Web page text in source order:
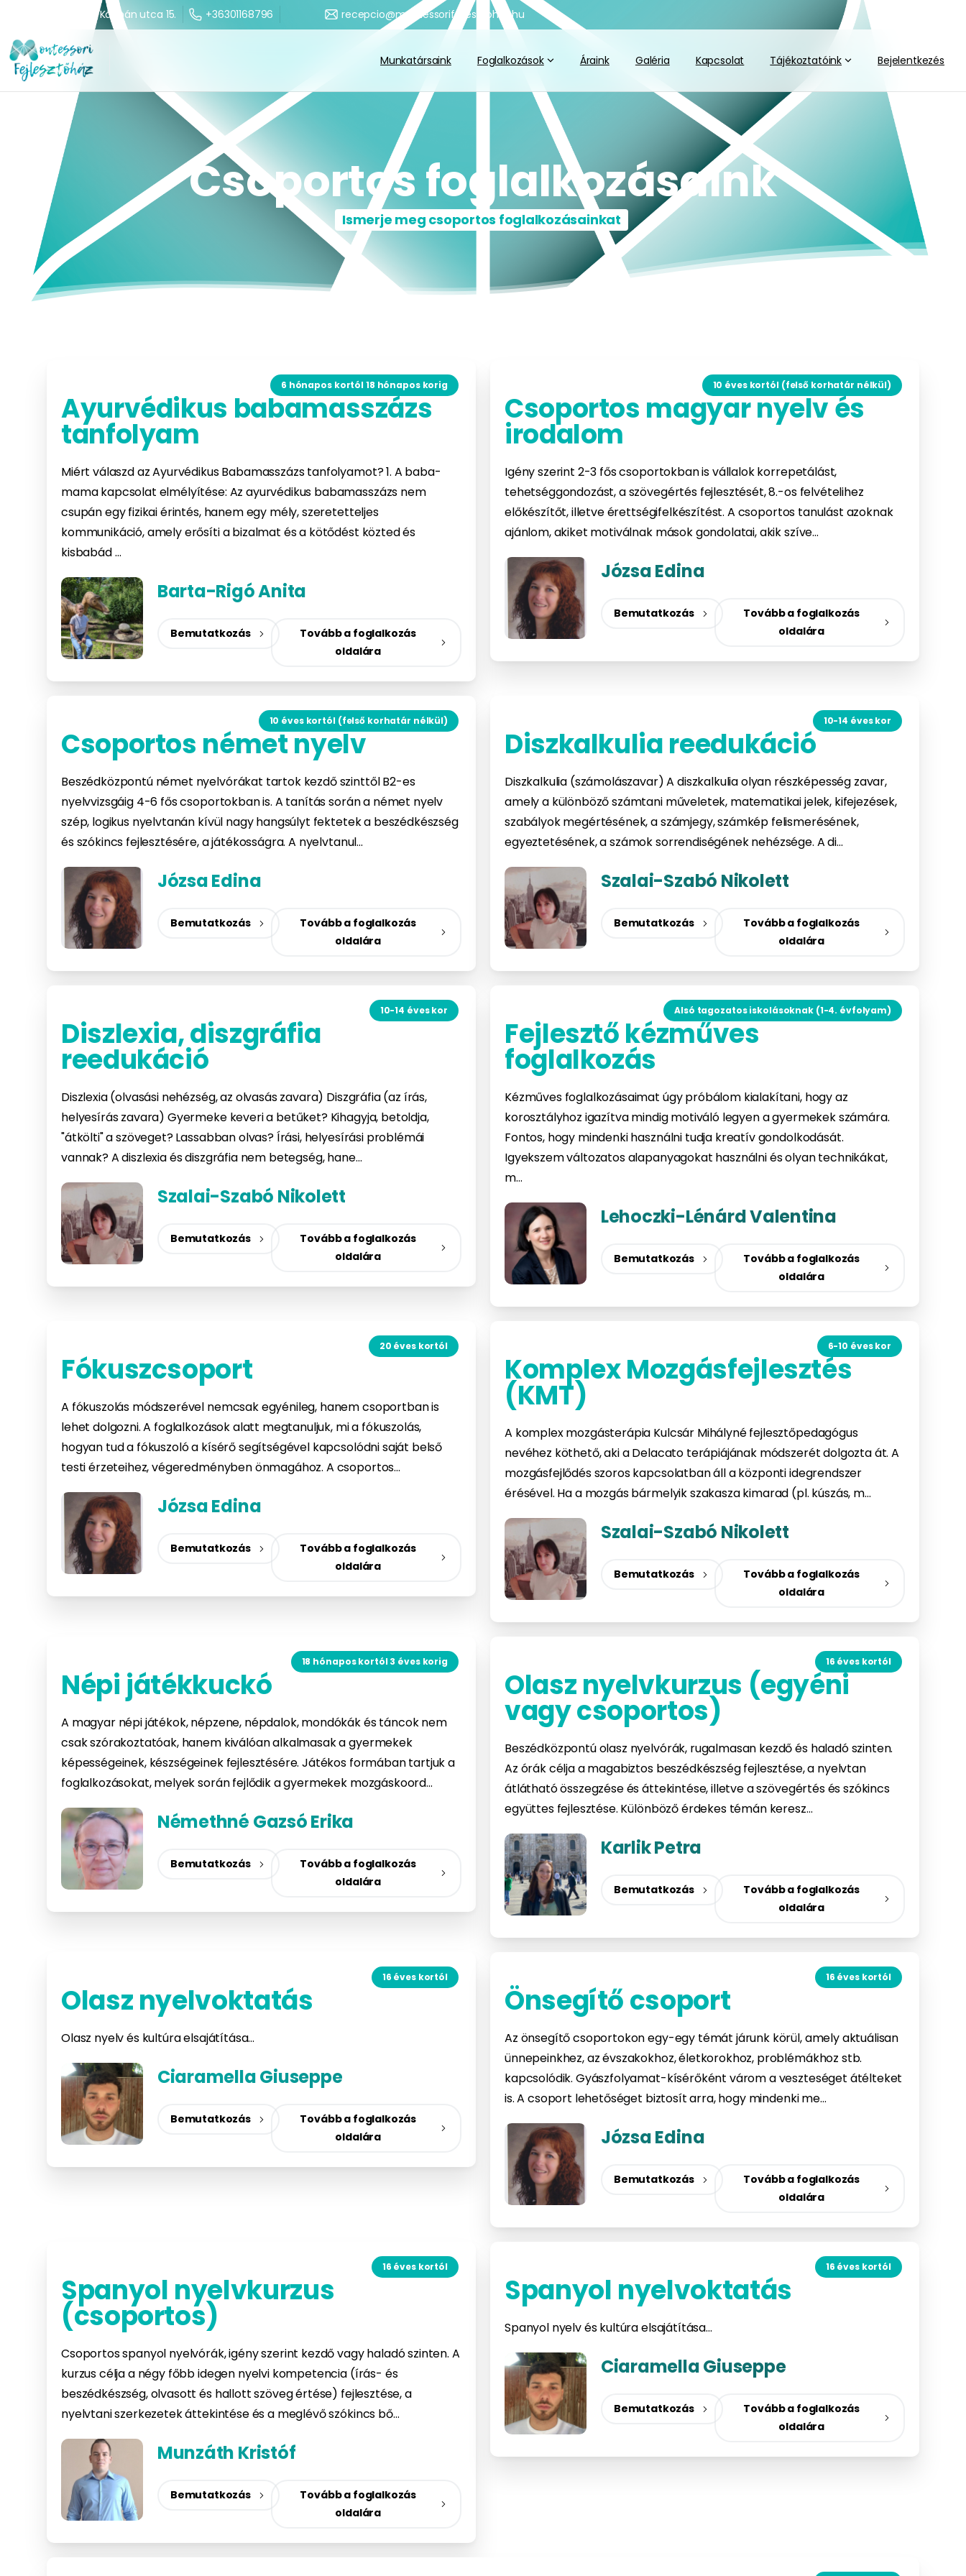
1203 Budapest, Kálmán utca 15. +36301168796 recepcio@montessorifejlesztohaz.hu
Munkatársaink Foglalkozások Áraink Galéria Kapcsolat Tájékoztatóink Bejelentkezés
Csoportosfoglalkozásaink
Ismerje meg csoportos foglalkozásainkat
6 hónapos kortól 18 hónapos korig
Ayurvédikus babamasszázs
tanfolyam
Miért válaszd az Ayurvédikus Babamasszázs tanfolyamot? 1. A baba-
mama kapcsolat elmélyítése: Az ayurvédikus babamasszázs nem
csupán egy fizikai érintés, hanem egy mély, szeretetteljes
kommunikáció, amely erősíti a bizalmat és a kötődést közted és
kisbabád …
Barta-Rigó Anita
Bemutatkozás
Tovább a foglalkozás
oldalára
10 éves kortól (felső korhatár nélkül)
Csoportos magyar nyelv és
irodalom
Igény szerint 2-3 fős csoportokban is vállalok korrepetálást,
tehetséggondozást, a szövegértés fejlesztését, 8.-os felvételihez
előkészítőt, illetve érettségifelkészítést. A csoportos tanulást azoknak
ajánlom, akiket motiválnak mások gondolatai, akik szíve…
Józsa Edina
Bemutatkozás
Tovább a foglalkozás
oldalára
10 éves kortól (felső korhatár nélkül)
Csoportos német nyelv
Beszédközpontú német nyelvórákat tartok kezdő szinttől B2-es
nyelvvizsgáig 4-6 fős csoportokban is. A tanítás során a német nyelv
szép, logikus nyelvtanán kívül nagy hangsúlyt fektetek a beszédkészség
és szókincs fejlesztésére, a játékosságra. A nyelvtanul…
Józsa Edina
Bemutatkozás
Tovább a foglalkozás
oldalára
10-14 éves kor
Diszkalkulia reedukáció
Diszkalkulia (számolászavar) A diszkalkulia olyan részképesség zavar,
amely a különböző számtani műveletek, matematikai jelek, kifejezések,
szabályok megértésének, a számjegy, számkép felismerésének,
egyeztetésének, a számok sorrendiségének nehézsége. A di…
Szalai-Szabó Nikolett
Bemutatkozás
Tovább a foglalkozás
oldalára
10-14 éves kor
Diszlexia, diszgráfia
reedukáció
Diszlexia (olvasási nehézség, az olvasás zavara) Diszgráfia (az írás,
helyesírás zavara) Gyermeke keveri a betűket? Kihagyja, betoldja,
"átkölti" a szöveget? Lassabban olvas? Írási, helyesírási problémái
vannak? A diszlexia és diszgráfia nem betegség, hane…
Szalai-Szabó Nikolett
Bemutatkozás
Tovább a foglalkozás
oldalára
Alsó tagozatos iskolásoknak (1-4. évfolyam)
Fejlesztő kézműves
foglalkozás
Kézműves foglalkozásaimat úgy próbálom kialakítani, hogy az
korosztályhoz igazítva mindig motiváló legyen a gyermekek számára.
Fontos, hogy mindenki használni tudja kreatív gondolkodását.
Igyekszem változatos alapanyagokat használni és olyan technikákat,
m…
Lehoczki-Lénárd Valentina
Bemutatkozás
Tovább a foglalkozás
oldalára
20 éves kortól
Fókuszcsoport
A fókuszolás módszerével nemcsak egyénileg, hanem csoportban is
lehet dolgozni. A foglalkozások alatt megtanuljuk, mi a fókuszolás,
hogyan tud a fókuszoló a kísérő segítségével kapcsolódni saját belső
testi érzeteihez, végeredményben önmagához. A csoportos…
Józsa Edina
Bemutatkozás
Tovább a foglalkozás
oldalára
6-10 éves kor
Komplex Mozgásfejlesztés
(KMT)
A komplex mozgásterápia Kulcsár Mihályné fejlesztőpedagógus
nevéhez köthető, aki a Delacato terápiájának módszerét dolgozta át. A
mozgásfejlődés szoros kapcsolatban áll a központi idegrendszer
érésével. Ha a mozgás bármelyik szakasza kimarad (pl. kúszás, m…
Szalai-Szabó Nikolett
Bemutatkozás
Tovább a foglalkozás
oldalára
18 hónapos kortól 3 éves korig
Népi játékkuckó
A magyar népi játékok, népzene, népdalok, mondókák és táncok nem
csak szórakoztatóak, hanem kiválóan alkalmasak a gyermekek
képességeinek, készségeinek fejlesztésére. Játékos formában tartjuk a
foglalkozásokat, melyek során fejlődik a gyermekek mozgáskoord…
Némethné Gazsó Erika
Bemutatkozás
Tovább a foglalkozás
oldalára
16 éves kortól
Olasz nyelvkurzus (egyéni
vagy csoportos)
Beszédközpontú olasz nyelvórák, rugalmasan kezdő és haladó szinten.
Az órák célja a magabiztos beszédkészség fejlesztése, a nyelvtan
átlátható összegzése és áttekintése, illetve a szövegértés és szókincs
együttes fejlesztése. Különböző érdekes témán keresz…
Karlik Petra
Bemutatkozás
Tovább a foglalkozás
oldalára
16 éves kortól
Olasz nyelvoktatás
Olasz nyelv és kultúra elsajátítása…
Ciaramella Giuseppe
Bemutatkozás
Tovább a foglalkozás
oldalára
16 éves kortól
Önsegítő csoport
Az önsegítő csoportokon egy-egy témát járunk körül, amely aktuálisan
ünnepeinkhez, az évszakokhoz, életkorokhoz, problémákhoz stb.
kapcsolódik. Gyászfolyamat-kísérőként várom a veszteséget átélteket
is. A csoport lehetőséget biztosít arra, hogy mindenki me…
Józsa Edina
Bemutatkozás
Tovább a foglalkozás
oldalára
16 éves kortól
Spanyol nyelvkurzus
(csoportos)
Csoportos spanyol nyelvórák, igény szerint kezdő vagy haladó szinten. A
kurzus célja a négy főbb idegen nyelvi kompetencia (írás- és
beszédkészség, olvasott és hallott szöveg értése) fejlesztése, a
nyelvtani szerkezetek áttekintése és a meglévő szókincs bő…
Munzáth Kristóf
Bemutatkozás
Tovább a foglalkozás
oldalára
16 éves kortól
Spanyol nyelvoktatás
Spanyol nyelv és kultúra elsajátítása…
Ciaramella Giuseppe
Bemutatkozás
Tovább a foglalkozás
oldalára